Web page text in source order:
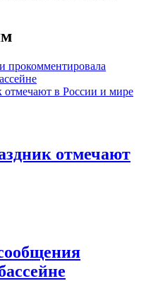
прокомментировала
отмечают в России и мире
отмечают